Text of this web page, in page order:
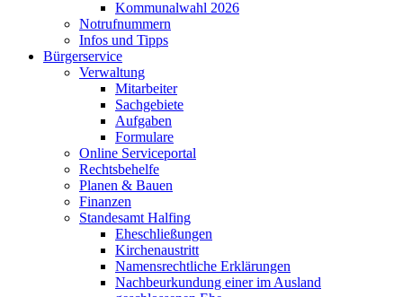
Kommunalwahl 2026
Notrufnummern
Infos und Tipps
Bürgerservice
Verwaltung
Mitarbeiter
Sachgebiete
Aufgaben
Formulare
Online Serviceportal
Rechtsbehelfe
Planen & Bauen
Finanzen
Standesamt Halfing
Eheschließungen
Kirchenaustritt
Namensrechtliche Erklärungen
Nachbeurkundung einer im Ausland